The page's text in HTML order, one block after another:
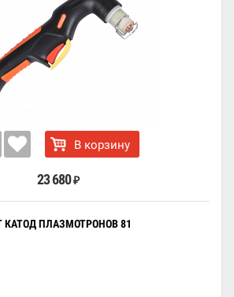
В корзину
23 680 ₽
КАТОД ПЛАЗМОТРОНОВ 81